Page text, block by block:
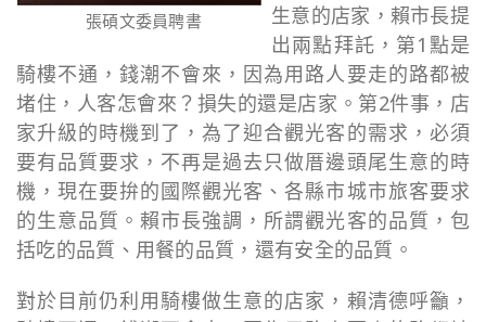
張碩文委員聘書
生意的店家，賴市長提
出兩點拜託，第1點是
騎樓不通，錢潮不會來，因為用路人要走的路都被
堵住，人客怎會來？損失的還是店家。第2件事，店
家升級的時機到了，為了迎合觀光客的需求，必須
要有品質要求，不再是過去只做厝邊頭尾生意的時
機，現在要拚的國際觀光客、各縣市城市旅客要求
的生意品質。賴市長強調，所謂觀光客的品質，包
括吃的品質、用餐的品質，還有安全的品質。
對於目前仍利用騎樓做生意的店家，賴清德呼籲，